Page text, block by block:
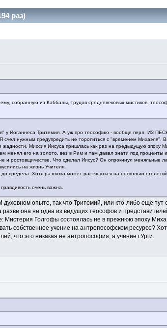
раз)
собранную из Каббалы, трудов средневековых мистиков,
у Иоганнеса Тритемия. А уж про теософию - вообще перл. ИЗ
нужным предупредить не торопиться с "временем Михаэля".
Миссия Иисуса пришлась как раз на предыдущую эпоху
менял его на золото, вез в Рим и там давал знати под
ростовщичестве. Что сделал Иисус? Он опрокинул меняльные
на жизнь Учителя.
предела. Хотя развязка может растянуться на несколько
очень важна.
опыте, так что Тритемий, или кто-либо ещё тут
она не одна из ведущих теософов и
Мистерия Голгофы состоялась не в прежнюю эпоху
собственное учение на антропософском ресурсе?
что это никакая не антропософия, а учение г.Урги.